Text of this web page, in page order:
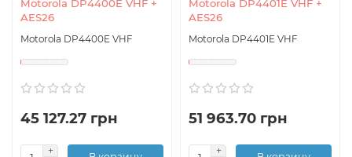
Motorola DP4400E VHF +
AES26
Motorola DP4400E VHF
45 127.27 грн
Motorola DP4401E VHF +
AES26
Motorola DP4401E VHF
51 963.70 грн